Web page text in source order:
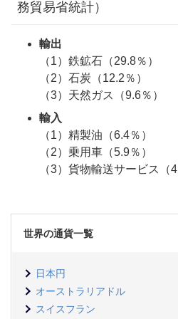
務貿易省統計）
輸出
（1）鉄鉱石（29.8％）
（2）石炭（12.2％）
（3）天然ガス（9.6％）
輸入
（1）精製油（6.4％）
（2）乗用車（5.9％）
（3）貨物輸送サービス（
世界の通貨一覧
日本円
オーストラリアドル
スイスフラン